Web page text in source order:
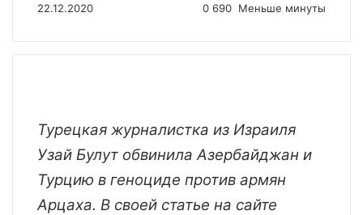
22.12.2020 0 690 Меньше минуты
Турецкая журналистка из Израиля
Узай Булут обвинила Азербайджан и
Турцию в геноциде против армян
Арцаха. В своей статье на сайте